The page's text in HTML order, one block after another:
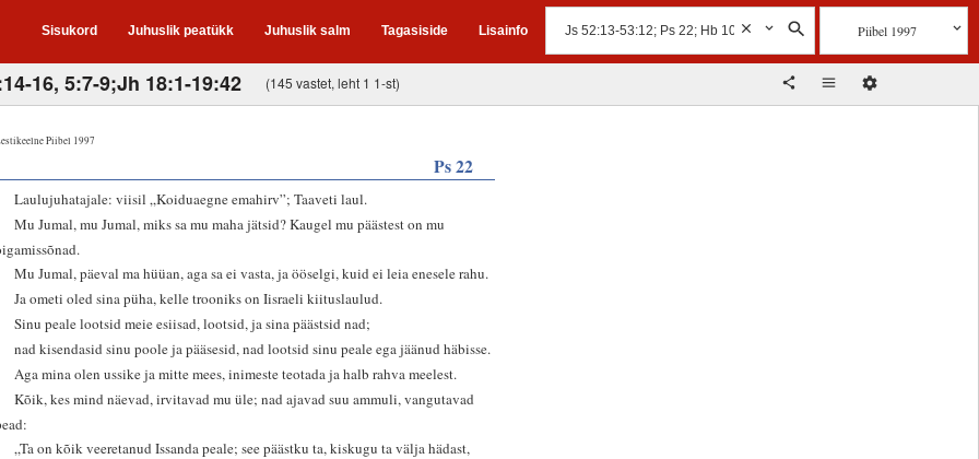
Sisukord Juhuslik peatükk Juhuslik salm Tagasiside Lisainfo Piibel 1997
16, 5:7-9;Jh 18:1-19:42 (145 vastet, leht 1 1-st)
Piibel 1997
Ps 22
Laulujuhatajale: viisil „Koiduaegne emahirv”; Taaveti laul.
Mu Jumal, mu Jumal, miks sa mu maha jätsid? Kaugel mu päästest on mu
Mu Jumal, päeval ma hüüan, aga sa ei vasta, ja ööselgi, kuid ei leia enesele rahu.
Ja ometi oled sina püha, kelle trooniks on Iisraeli kiituslaulud.
Sinu peale lootsid meie esiisad, lootsid, ja sina päästsid nad;
nad kisendasid sinu poole ja pääsesid, nad lootsid sinu peale ega jäänud häbisse.
Aga mina olen ussike ja mitte mees, inimeste teotada ja halb rahva meelest.
Kõik, kes mind näevad, irvitavad mu üle; nad ajavad suu ammuli, vangutavad
„Ta on kõik veeretanud Issanda peale; see päästku ta, kiskugu ta välja hädast,